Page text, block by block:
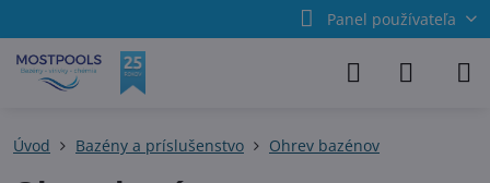
Panel používateľa
Úvod Bazény a príslušenstvo Ohrev bazénov